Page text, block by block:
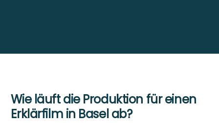
r
e
s
v
e
Wie läuft die Produktion für einen
Erklärfilm in Basel ab?